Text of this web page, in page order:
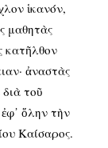
ἱκανόν,
μαθητὰς
κατῆλθον
ἀναστὰς
τοῦ
ὅλην τὴν
Καίσαρος.